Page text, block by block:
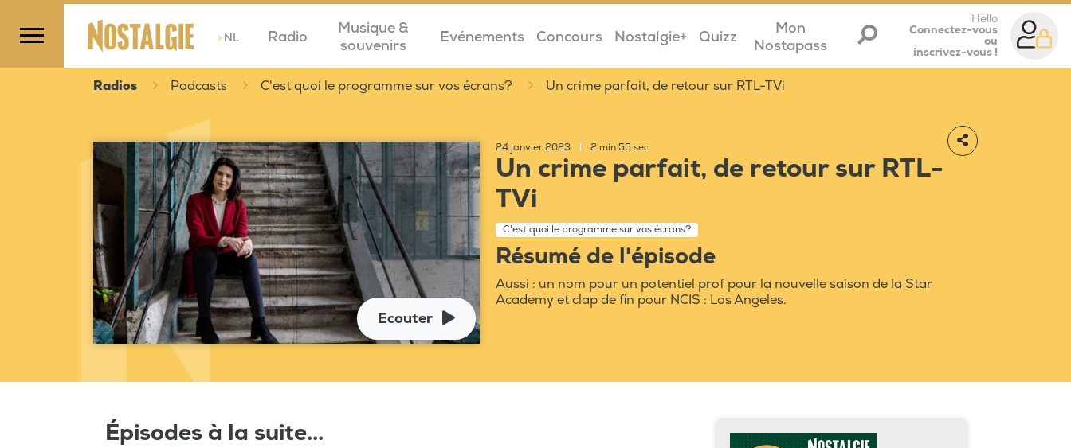
>NL Radio
Musique &
souvenirs
Evénements Concours Nostalgie+ Quizz
Mon
Nostapass
Hello
Connectez-vous
ou
inscrivez-vous !
Radios Podcasts C'est quoi le programme sur vos écrans? Un crime parfait, de retour sur RTL-TVi
Ecouter
24 janvier 2023 2 min 55 sec
Un crime parfait, de retour sur RTL-
TVi
C'est quoi le programme sur vos écrans?
Résumé de l'épisode
Aussi : un nom pour un potentiel prof pour la nouvelle saison de la Star
Academy et clap de fin pour NCIS : Los Angeles.
Épisodes à la suite...